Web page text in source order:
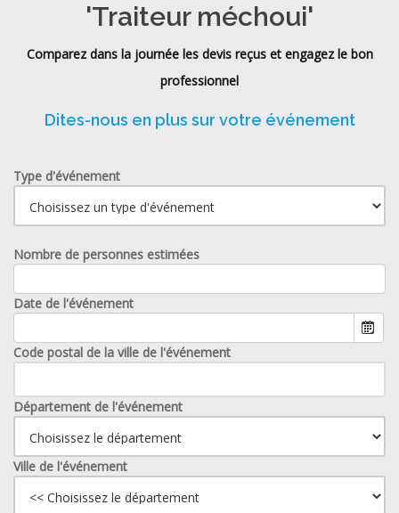
'Traiteur méchoui'
Comparez dans la journée les devis reçus et engagez le bon
professionnel
Dites-nous en plus sur votre événement
Type d'événement
Nombre de personnes estimées
Date de l'événement
Code postal de la ville de l'événement
Département de l'événement
Ville de l'événement